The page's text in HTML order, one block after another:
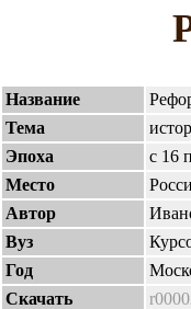
Название
Тема
Эпоха
с 16
Место
Автор
Вуз
Год
Скачать